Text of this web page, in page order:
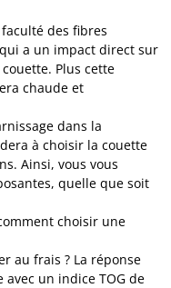
des fibres
a un impact direct sur
Plus cette
chaude et
dans la
à choisir la couette
Ainsi, vous vous
quelle que soit
choisir une
au frais ? La réponse
avec un indice TOG de